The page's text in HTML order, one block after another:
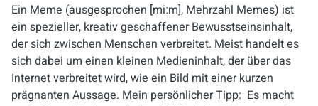
Ein Meme (ausgesprochen [miːm], Mehrzahl Memes) ist
ein spezieller, kreativ geschaffener Bewusstseinsinhalt,
der sich zwischen Menschen verbreitet. Meist handelt es
sich dabei um einen kleinen Medieninhalt, der über das
Internet verbreitet wird, wie ein Bild mit einer kurzen
prägnanten Aussage. Mein persönlicher Tipp: Es macht